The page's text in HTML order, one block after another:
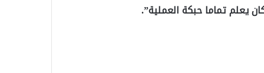
تماما حبكة العملية”.